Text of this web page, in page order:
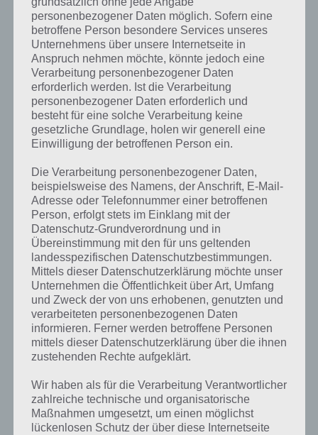
Weitere Lösungen zu 94%
gesucht? Schaue inunsere
Komplettlösung zur App! Dort
kannst du mit der Suche
schnell die Antworten und
Lösungen der über 300 Level
Du findest Lösungen auch ohne unsere Hilfe, indem du in der App
Münzen einsetzt. Da diese jedoch begrenzt sind, hast du hier stets
die Möglichkeit alle Antworten zu finden!
Die obige Lösung stimmt leider nicht mehr?
Wenn die Lösung, die wir dir oben Ein Feiertag, der keinen religiösen
Ursprung hat vorgestellt haben, nicht mehr aktuell sein sollte oder
ein Wort in der Lösung von 94 Prozent fehlt, so teile uns die
korrekten Lösungen einfach in den Kommentaren mit. Nur so
und Sachverhalte in der App geben. Da die Entwickler die Lösungen
immer mal wieder verändern.
personenbezogener Daten möglich. Sofern eine
betroffene Person besondere Services unseres
Unternehmens über unsere Internetseite in
Anspruch nehmen möchte, könnte jedoch eine
Verarbeitung personenbezogener Daten
erforderlich werden. Ist die Verarbeitung
personenbezogener Daten erforderlich und
besteht für eine solche Verarbeitung keine
gesetzliche Grundlage, holen wir generell eine
Einwilligung der betroffenen Person ein.
Die Verarbeitung personenbezogener Daten,
beispielsweise des Namens, der Anschrift, E-Mail-
Adresse oder Telefonnummer einer betroffenen
Person, erfolgt stets im Einklang mit der
Datenschutz-Grundverordnung und in
Übereinstimmung mit den für uns geltenden
landesspezifischen Datenschutzbestimmungen.
Mittels dieser Datenschutzerklärung möchte unser
Unternehmen die Öffentlichkeit über Art, Umfang
und Zweck der von uns erhobenen, genutzten und
verarbeiteten personenbezogenen Daten
informieren. Ferner werden betroffene Personen
mittels dieser Datenschutzerklärung über die ihnen
zustehenden Rechte aufgeklärt.
Wir haben als für die Verarbeitung Verantwortlicher
zahlreiche technische und organisatorische
Maßnahmen umgesetzt, um einen möglichst
lückenlosen Schutz der über diese Internetseite